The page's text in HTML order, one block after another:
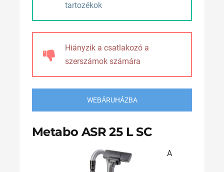
tartozékok
Hiányzik a csatlakozó a
szerszámok számára
WEBÁRUHÁZBA
Metabo ASR 25 L SC
A